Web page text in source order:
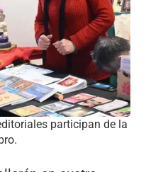
participan de la